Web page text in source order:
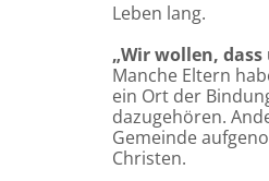
Leben lang.
„Wir wollen,
Manche Eltern
ein Ort der
dazugehören.
Gemeinde
Christen.